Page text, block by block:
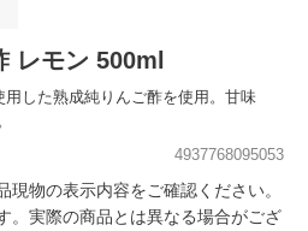
レモン 500ml
した熟成純りんご酢を使用。甘味
4937768095053
現物の表示内容をご確認ください。
。実際の商品とは異なる場合がござ